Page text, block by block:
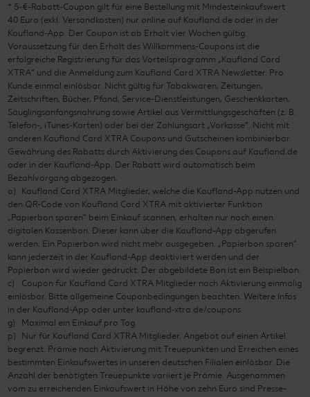
* 5-€-Rabatt-Coupon gilt für eine Bestellung mit Mindesteinkaufswert
40 Euro (exkl. Versandkosten) nur online auf Kaufland.de oder in der
Kaufland-App. Der Coupon ist ab Erhalt vier Wochen gültig.
Voraussetzung für den Erhalt des Willkommens-Coupons ist die
erfolgreiche Registrierung für das Vorteilsprogramm „Kaufland Card
XTRA“ und die Anmeldung zum Kaufland Card XTRA Newsletter. Pro
Kunde einmal einlösbar. Nicht gültig für Tabakwaren, Zeitungen,
Zeitschriften, Bücher, Pfand, Service-Dienstleistungen, Geschenkkarten,
Säuglingsanfangsnahrung sowie Artikel aus Vermittlungsgeschäften (z. B.
Telefon-, iTunes-Karten) oder bei der Zahlungsart „Vorkasse“. Nicht mit
anderen Kaufland Card XTRA Coupons und Gutscheinen kombinierbar.
Gewährung des Rabatts durch Aktivierung des Coupons auf Kaufland.de
oder in der Kaufland-App. Der Rabatt wird automatisch beim
Bezahlvorgang abgezogen.
a
Kaufland Card XTRA Mitglieder, welche die Kaufland-App nutzen und
den QR-Code von Kaufland Card XTRA mit aktivierter Funktion
„Papierbon sparen“ beim Einkauf scannen, erhalten nur noch einen
digitalen Kassenbon. Dieser kann über die Kaufland-App abgerufen
werden. Ein Papierbon wird nicht mehr ausgegeben. „Papierbon sparen“
kann jederzeit in der Kaufland-App deaktiviert werden und der
Papierbon wird wieder gedruckt. Der abgebildete Bon ist ein Beispielbon.
c
Coupon für Kaufland Card XTRA Mitglieder nach Aktivierung einmalig
einlösbar. Bitte allgemeine Couponbedingungen beachten. Weitere Infos
in der Kaufland-App oder unter kaufland-xtra.de/coupons.
g
Maximal ein Einkauf pro Tag
p
Nur für Kaufland Card XTRA Mitglieder. Angebot auf einen Artikel
begrenzt. Prämie nach Aktivierung mit Treuepunkten und Erreichen eines
bestimmten Einkaufswertes in unseren deutschen Filialen einlösbar. Die
Anzahl der benötigten Treuepunkte variiert je Prämie. Ausgenommen
vom zu erreichenden Einkaufswert in Höhe von zehn Euro sind Presse-